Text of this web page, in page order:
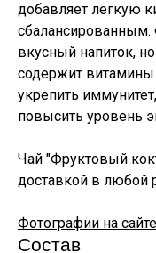
добавляет лёгкую
сбалансированным.
вкусный напиток,
содержит
укрепить
повысить уровень
Чай "Фруктовый
доставкой в любой
Фотографии на
Состав